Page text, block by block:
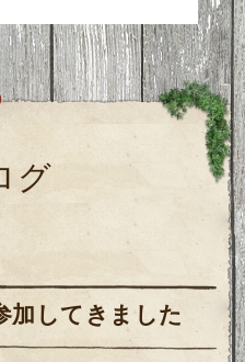
グ
加してきました